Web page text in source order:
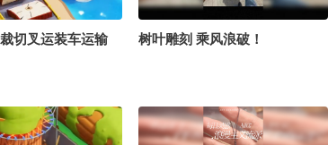
切叉运装车运输 树叶雕刻 乘风浪破！